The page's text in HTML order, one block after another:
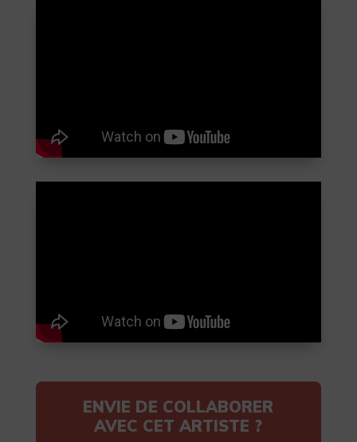
ENVIE DE COLLABORER
AVEC CET ARTISTE ?